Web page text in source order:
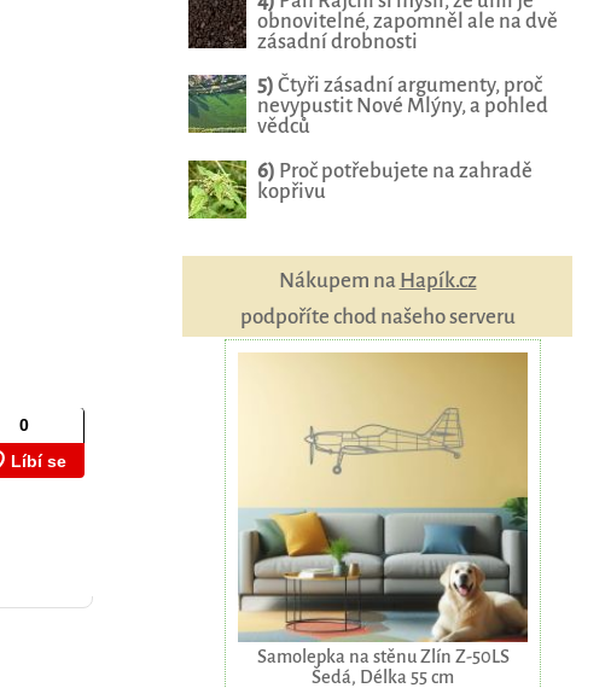
obnovitelné, zapomněl ale na dvě
zásadní drobnosti
5) Čtyři zásadní argumenty, proč
nevypustit Nové Mlýny, a pohled
vědců
6) Proč potřebujete na zahradě
kopřivu
Nákupem na Hapík.cz
podpoříte chod našeho serveru
Samolepka na stěnu Zlín Z-50LS
Šedá, Délka 55 cm